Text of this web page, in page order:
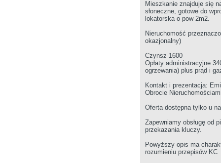
Mieszkanie znajduje się
słoneczne, gotowe do
lokatorska o pow 2m2.
Nieruchomość
okazjonalny)
Czynsz 1600
Opłaty administracyjne
ogrzewania) plus prąd i
Kontakt i prezentacja:
Obrocie
Oferta dostępna tylko u
Zapewniamy obsługę od
przekazania kluczy.
Powyższy opis ma
rozumieniu przepisów KC